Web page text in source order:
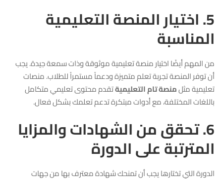
5. اختيار المنصة التعليمية
المناسبة
من المهم أيضًا اختيار منصة تعليمية موثوقة وذات سمعة جيدة. يجب
أن توفر المنصة تجربة تعلم متميزة ودعماً مستمراً للطلاب. منصات
تعليمية مثلمنصة تام التعليميةتقدم محتوى تعليمي متكامل
باللغات المختلفة، مع أدوات مبتكرة تدعم تعلمك بشكل فعال.
6. تحقق من الشهادات والمزايا
المترتبة على الدورة
الدورة التي تختارها يجب أن تمنحك شهادة معترف بها من جهات